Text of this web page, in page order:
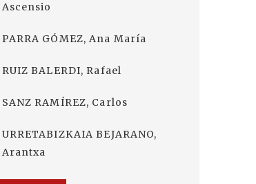
Ascensio
PARRA GÓMEZ, Ana María
RUIZ BALERDI, Rafael
SANZ RAMÍREZ, Carlos
URRETABIZKAIA BEJARANO,
Arantxa